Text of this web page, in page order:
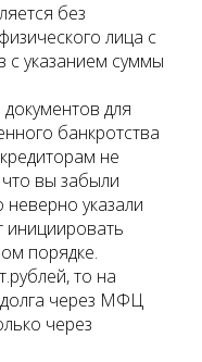
без
лица с
с указанием суммы
для
банкротства
не
что вы забыли
неверно указали
инициировать
порядке.
то на
через МФЦ
через